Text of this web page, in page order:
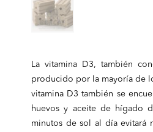
precio
es:
S/ 899.90.
La vitamina D3, también
producido por la mayoría de
vitamina D3 también se
huevos y aceite de hígado
minutos de sol al día evitará